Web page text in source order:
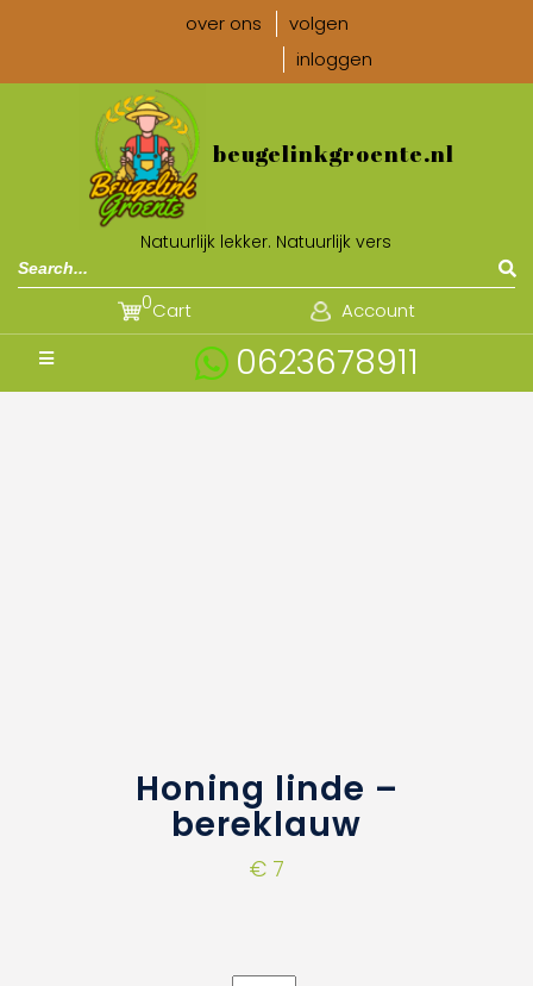
over ons
volgen
inloggen
beugelinkgroente.nl
Natuurlijk lekker. Natuurlijk vers
Cart
0 Account
0623678911
Honing linde –
bereklauw
€7